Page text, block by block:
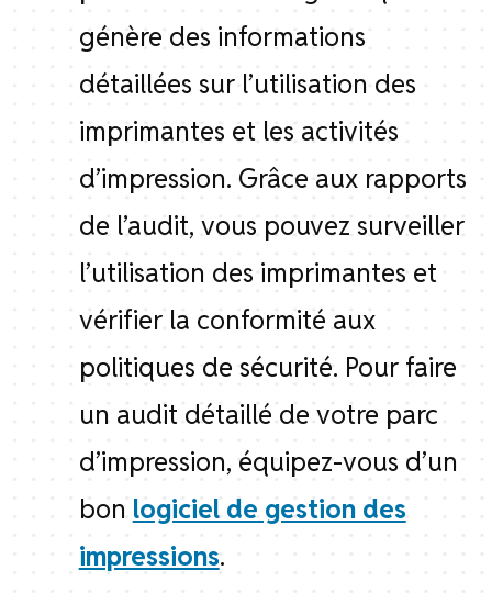
génère des informations
détaillées sur l’utilisation des
imprimantes et les activités
d’impression. Grâce aux rapports
de l’audit, vous pouvez surveiller
l’utilisation des imprimantes et
vérifier la conformité aux
politiques de sécurité. Pour faire
un audit détaillé de votre parc
d’impression, équipez-vous d’un
bon logiciel de gestion des
impressions.